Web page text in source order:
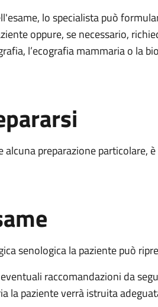
lo specialista può
oppure, se necessario,
l’ecografia mammaria o la
alcuna preparazione
senologica la paziente può
raccomandazioni da
la paziente verrà istruita